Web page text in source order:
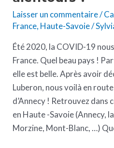
Laisser un commentaire/
France, Haute-Savoie/
Été 2020, la COVID-19
France. Quel beau pays !
elle est belle. Après avoir
Luberon, nous voilà en
d’Annecy ! Retrouvez
en Haute -Savoie (Annecy,
Morzine, Mont-Blanc, …)